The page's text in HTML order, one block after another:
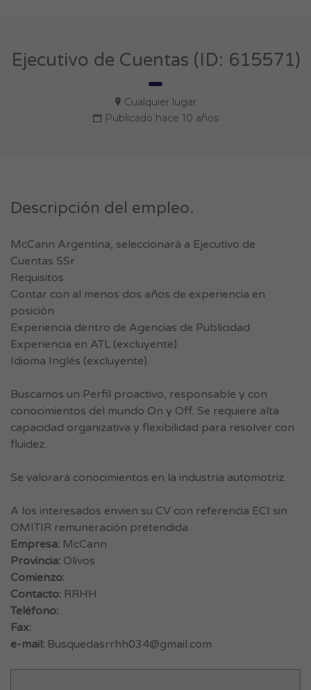
Ejecutivo de Cuentas (ID: 615571)
Cualquier lugar
Publicado hace 10 años
Descripción del empleo.
McCann Argentina, seleccionará a Ejecutivo de
Cuentas SSr
Requisitos
Contar con al menos dos años de experiencia en
posición
Experiencia dentro de Agencias de Publicidad
Experiencia en ATL (excluyente)
Idioma Inglés (excluyente).
Buscamos un Perfil proactivo, responsable y con
conocimientos del mundo On y Off. Se requiere alta
capacidad organizativa y flexibilidad para resolver con
fluidez.
Se valorará conocimientos en la industria automotriz.
A los interesados envien su CV con referencia ECI sin
OMITIR remuneración pretendida
Empresa: McCann
Provincia: Olivos
Comienzo:
Contacto: RRHH
Teléfono:
Fax:
e-mail: Busquedasrrhh034@gmail.com